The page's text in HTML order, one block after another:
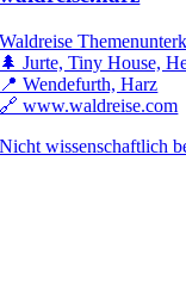
Waldreise
🌲 Jurte, Tiny House,
📍 Wendefurth, Harz
🔗 www.waldreise.com
Nicht wissenschaftlich